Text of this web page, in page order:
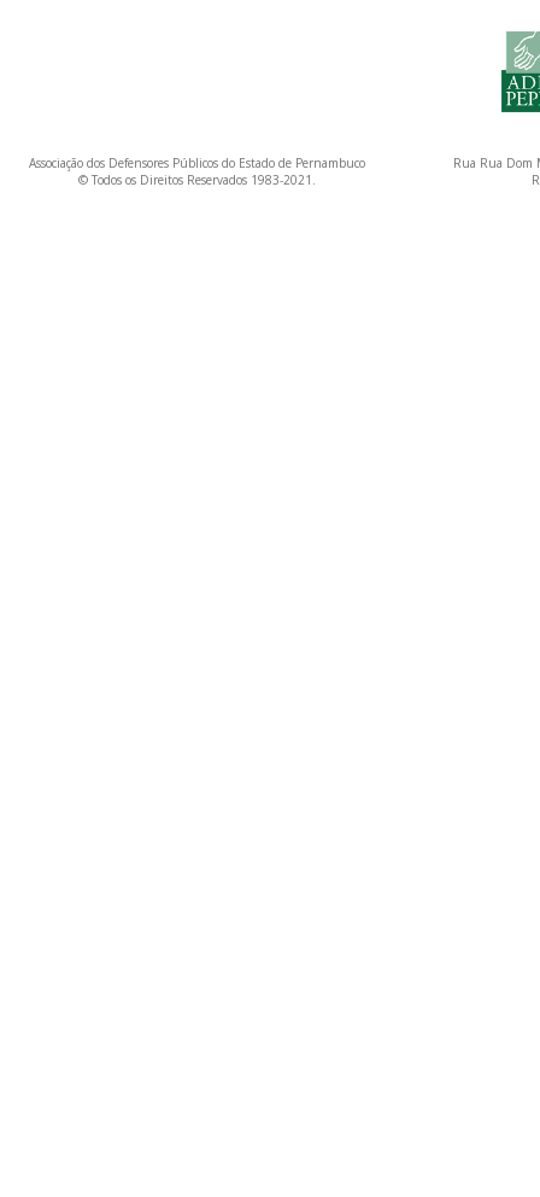
Associação dos Defensores Públicos do Estado de Pernambuco
© Todos os Direitos Reservados 1983-2021.
Rua Rua Dom